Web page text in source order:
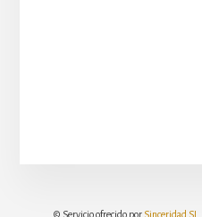
© Servicio ofrecido por Sinceridad SL